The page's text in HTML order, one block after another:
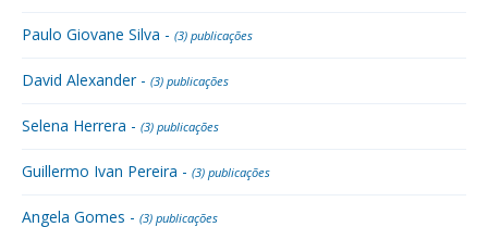
Paulo Giovane Silva - (3) publicações
David Alexander - (3) publicações
Selena Herrera - (3) publicações
Guillermo Ivan Pereira - (3) publicações
Angela Gomes - (3) publicações